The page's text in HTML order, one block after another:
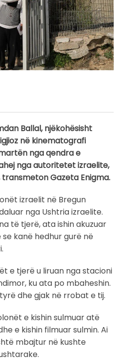
Ballal, njëkohësisht
në kinematografi
nga qendra e
nga autoritetet izraelite,
Gazeta Enigma.
izraelit në Bregun
nga Ushtria izraelite.
të tjerë, ata ishin akuzuar
kanë hedhur gurë në
e tjerë u liruan nga stacioni
ku ata po mbaheshin.
dhe gjak në rrobat e tij.
e kishin sulmuar atë
e kishin filmuar sulmin. Ai
mbajtur në kushte